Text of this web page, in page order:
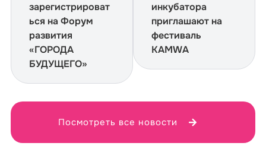
зарегистрироват
ься на Форум
развития
«ГОРОДА
БУДУЩЕГО»
инкубатора
приглашают на
фестиваль
KAMWA
Посмотреть все новости